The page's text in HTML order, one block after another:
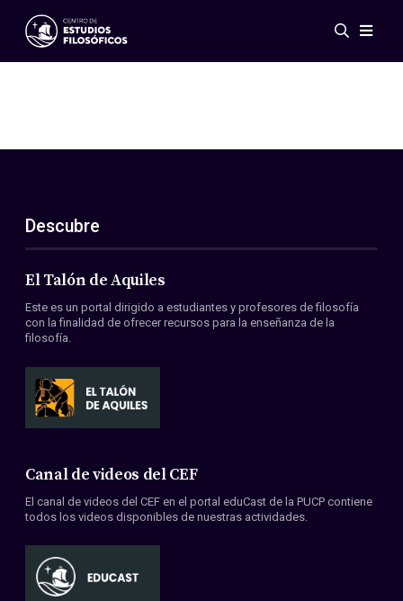
Eventos
ES
EN
Acerca de nosotros
Miembros
Convenios
Descubre
El Talón de Aquiles
Este es un portal dirigido a estudiantes y profesores de filosofía
con la finalidad de ofrecer recursos para la enseñanza de la
filosofía.
Canal de videos del CEF
El canal de videos del CEF en el portal eduCast de la PUCP contiene
todos los videos disponibles de nuestras actividades.